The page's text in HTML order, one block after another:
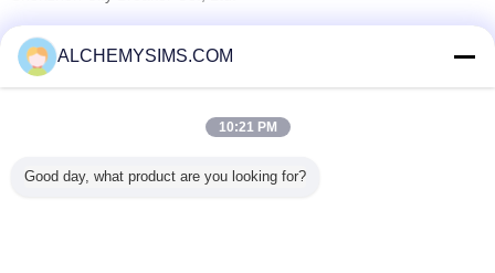
Trust Seal
Verified Suplier
Tutti i prodotti
ALCHEMYSIMS.COM
10:21 PM
Good day, what product are you looking for?